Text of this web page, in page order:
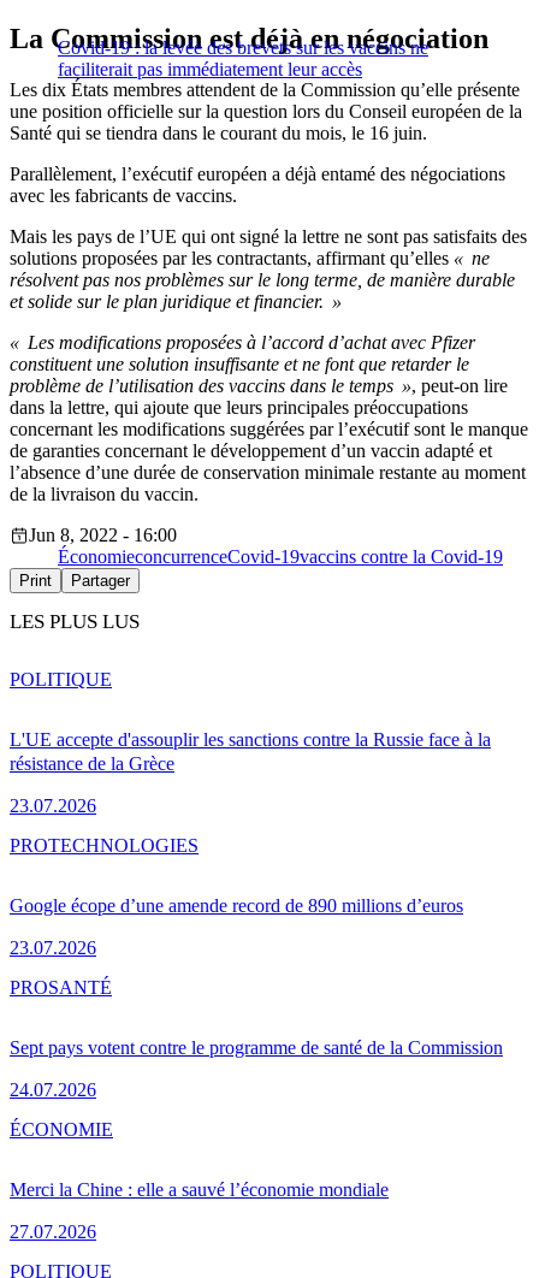
Covid-19 : la levée des brevets sur les vaccins ne
faciliterait pas immédiatement leur accès
La Commission est déjà en négociation
Les dix États membres attendent de la Commission qu’elle présente
une position officielle sur la question lors du Conseil européen de la
Santé qui se tiendra dans le courant du mois, le 16 juin.
Parallèlement, l’exécutif européen a déjà entamé des négociations
avec les fabricants de vaccins.
Mais les pays de l’UE qui ont signé la lettre ne sont pas satisfaits des
solutions proposées par les contractants, affirmant qu’elles « ne
résolvent pas nos problèmes sur le long terme, de manière durable
et solide sur le plan juridique et financier. »
« Les modifications proposées à l’accord d’achat avec Pfizer
constituent une solution insuffisante et ne font que retarder le
problème de l’utilisation des vaccins dans le temps », peut-on lire
dans la lettre, qui ajoute que leurs principales préoccupations
concernant les modifications suggérées par l’exécutif sont le manque
de garanties concernant le développement d’un vaccin adapté et
l’absence d’une durée de conservation minimale restante au moment
de la livraison du vaccin.
Jun 8, 2022 - 16:00
ÉconomieconcurrenceCovid-19vaccins contre la Covid-19
Print Partager
LES PLUS LUS
L'UE accepte d'assouplir les sanctions contre la Russie face à la
résistance de la Grèce
23.07.2026
POLITIQUE
Google écope d’une amende record de 890 millions d’euros
23.07.2026
PROTECHNOLOGIES
Sept pays votent contre le programme de santé de la Commission
24.07.2026
PROSANTÉ
Merci la Chine : elle a sauvé l’économie mondiale
27.07.2026
ÉCONOMIE
POLITIQUE